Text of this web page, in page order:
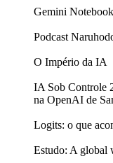
Gemini
Podcast
O Império da IA
IA Sob Controle
na OpenAI de
Logits: o que
Estudo: A global